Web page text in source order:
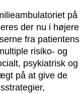
på
der nu i højere
fra patientens
risiko- og
psykiatrisk og
på at give de